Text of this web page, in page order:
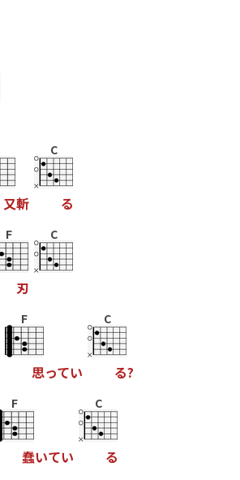
又斬
C
る
F
刃
C
F
思ってい
C
る?
F
蠢いてい
C
る